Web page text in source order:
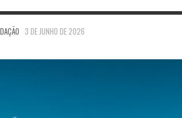
3 DE JUNHO DE 2026